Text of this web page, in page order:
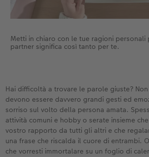
Metti in chiaro con le tue ragioni personali
partner significa così tanto per te.
Hai difficoltà a trovare le parole giuste?
devono essere davvero grandi gesti ed
sorriso sul volto della persona amata.
attività comuni e hobby o serate insieme
vostro rapporto da tutti gli altri e che
una frase che riscalda il cuore di entrambi.
che vorresti immortalare su un foglio di